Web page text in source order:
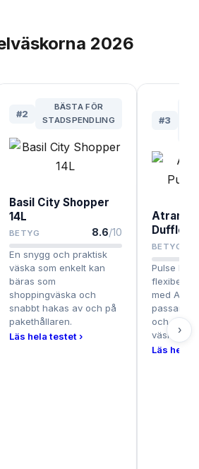
2026
#2
BÄSTA FÖR
STADSPENDLING
Basil City Shopper
14L
BETYG 8.6/10
En snygg och praktisk
väska som enkelt kan
bäras som
shoppingväska och
snabbt hakas av och på
pakethållaren.
Läs hela testet ›
#3
Atran/
Duffle
BETYG
Pulse
flexibel
med
passar
och som
väska.
Läs hela
›